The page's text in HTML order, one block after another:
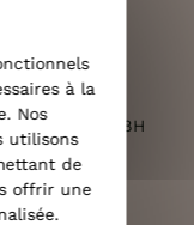
DE 10H À 18H
à la
Nos
utilisons
de
offrir une